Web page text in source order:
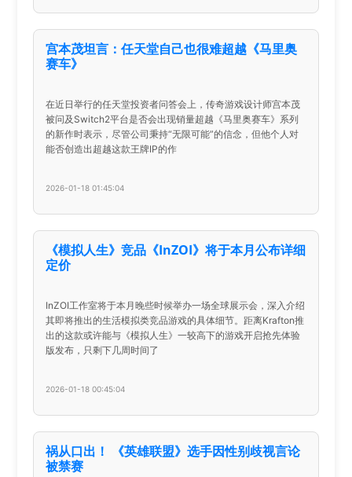
宫本茂坦言：任天堂自己也很难超越《马里奥
赛车》
在近日举行的任天堂投资者问答会上，传奇游戏设计师宫本茂
被问及Switch2平台是否会出现销量超越《马里奥赛车》系列
的新作时表示，尽管公司秉持“无限可能”的信念，但他个人对
能否创造出超越这款王牌IP的作
2026-01-18 01:45:04
《模拟人生》竞品《InZOI》将于本月公布详细
定价
InZOI工作室将于本月晚些时候举办一场全球展示会，深入介绍
其即将推出的生活模拟类竞品游戏的具体细节。距离Krafton推
出的这款或许能与《模拟人生》一较高下的游戏开启抢先体验
版发布，只剩下几周时间了
2026-01-18 00:45:04
祸从口出！ 《英雄联盟》选手因性别歧视言论
被禁赛